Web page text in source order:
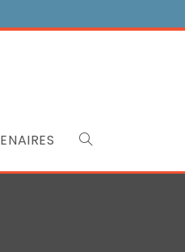
Toggle